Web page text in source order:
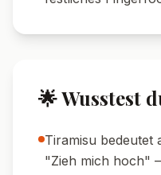
🍽️
🍷
oder ein milder